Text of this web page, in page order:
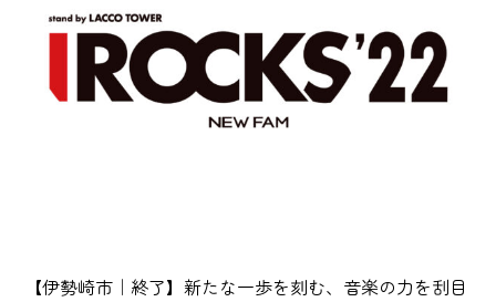
【伊勢崎市｜終了】新たな一歩を刻む、音楽の力を刮目